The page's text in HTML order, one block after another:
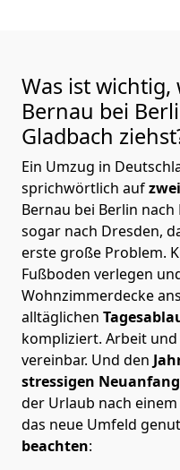
Was ist
Bernau bei
Gladbach
Ein Umzug in
sprichwörtlich auf
Bernau bei Berlin
sogar nach Dresden,
erste große Problem.
Fußboden verlegen
Wohnzimmerdecke
alltäglichen
kompliziert. Arbeit
vereinbar. Und den
stressigen Neuanfang
der Urlaub nach
das neue Umfeld
beachten: